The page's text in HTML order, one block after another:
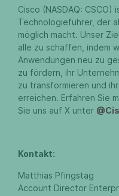
Cisco (NASDAQ:
Technologieführer, der
möglich macht. Unser
alle zu schaffen, indem
Anwendungen neu zu
zu fördern, ihr
zu transformieren und
erreichen. Erfahren Sie
Sie uns auf X unter
Kontakt:
Matthias Pfingstag
Account Director